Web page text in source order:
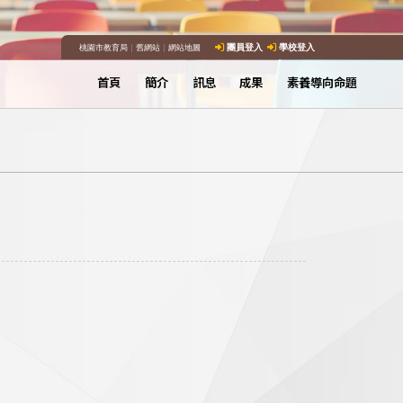
桃園市教育局｜ 舊網站｜ 網站地圖 團員登入 學校登入
首頁 簡介 訊息 成果 素養導向命題